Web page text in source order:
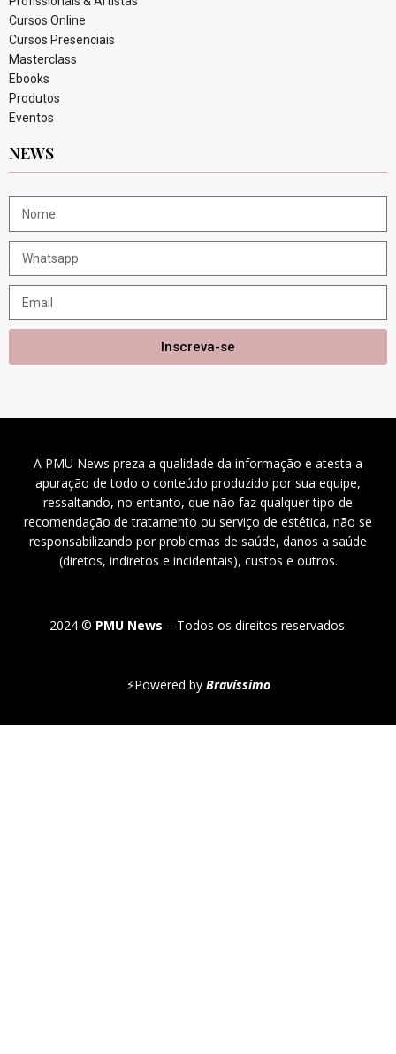
Cursos Online
Cursos Presenciais
Masterclass
Ebooks
Produtos
Eventos
NEWS
Inscreva-se
A PMU News preza a qualidade da informação e atesta a
apuração de todo o conteúdo produzido por sua equipe,
ressaltando, no entanto, que não faz qualquer tipo de
recomendação de tratamento ou serviço de estética, não se
responsabilizando por problemas de saúde, danos a saúde
(diretos, indiretos e incidentais), custos e outros.
2024 © PMU News – Todos os direitos reservados.
⚡Powered by Bravíssimo